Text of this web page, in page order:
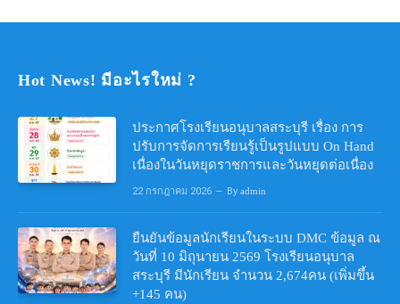
Hot News! มีอะไรใหม่ ?
ประกาศโรงเรียนอนุบาลสระบุรี เรื่อง การ
ปรับการจัดการเรียนรู้เป็นรูปแบบ On Hand
เนื่องในวันหยุดราชการและวันหยุดต่อเนื่อง
22 กรกฎาคม 2026 By admin
ยืนยันข้อมูลนักเรียนในระบบ DMC ข้อมูล ณ
วันที่ 10 มิถุนายน 2569 โรงเรียนอนุบาล
สระบุรี มีนักเรียน จำนวน 2,674คน (เพิ่มขึ้น
+145 คน)